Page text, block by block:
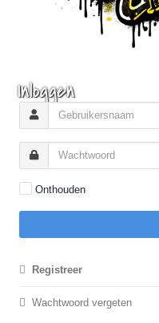
Inloggen
Onthouden
Registreer
Wachtwoord vergeten